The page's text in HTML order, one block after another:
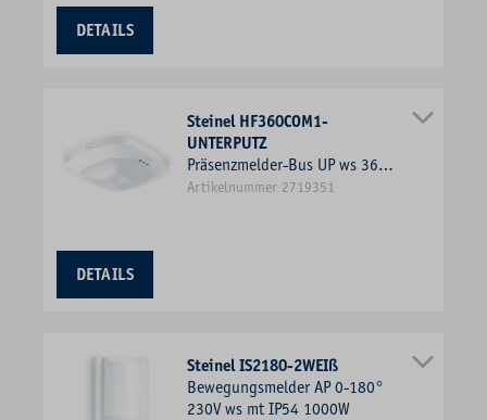
DETAILS
Steinel HF360COM1-
UNTERPUTZ
Präsenzmelder-Bus UP ws 360°
v140° 2,8m Unterkriechschutz
Artikelnummer 2719351
DETAILS
Steinel IS2180-2WEIß
Bewegungsmelder AP 0-180°
230V ws mt IP54 1000W